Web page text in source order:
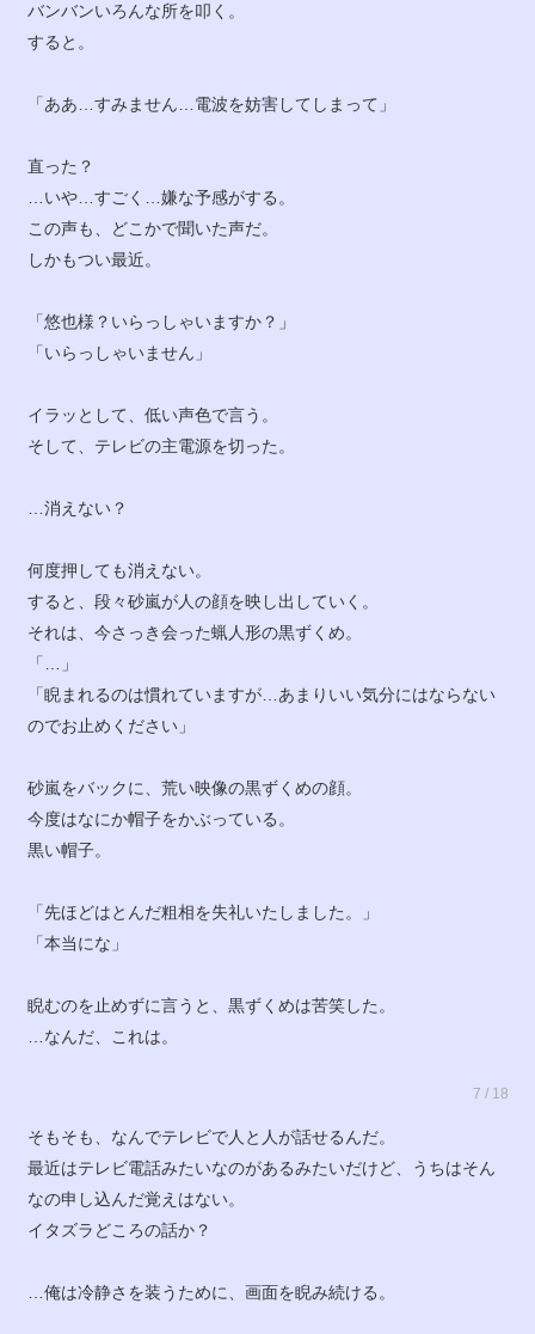
バンバンいろんな所を叩く。
すると。
「ああ…すみません…電波を妨害してしまって」
直った？
…いや…すごく…嫌な予感がする。
この声も、どこかで聞いた声だ。
しかもつい最近。
「悠也様？いらっしゃいますか？」
「いらっしゃいません」
イラッとして、低い声色で言う。
そして、テレビの主電源を切った。
…消えない？
何度押しても消えない。
すると、段々砂嵐が人の顔を映し出していく。
それは、今さっき会った蝋人形の黒ずくめ。
「…」
「睨まれるのは慣れていますが…あまりいい気分にはならない
のでお止めください」
砂嵐をバックに、荒い映像の黒ずくめの顔。
今度はなにか帽子をかぶっている。
黒い帽子。
「先ほどはとんだ粗相を失礼いたしました。」
「本当にな」
睨むのを止めずに言うと、黒ずくめは苦笑した。
…なんだ、これは。
7 / 18
そもそも、なんでテレビで人と人が話せるんだ。
最近はテレビ電話みたいなのがあるみたいだけど、うちはそん
なの申し込んだ覚えはない。
イタズラどころの話か？
…俺は冷静さを装うために、画面を睨み続ける。